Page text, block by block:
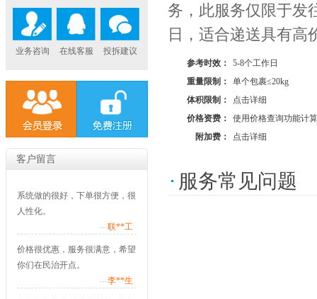
业务咨询 在线客服 投拆建议
客户留言
系统做的很好，下单很方便，很
人性化。
---联**工
价格很优惠，服务很满意，希望
你们在民治开点。
---李**生
务，此服务仅限于发
日，适合递送具有高
参考时效：
5-8个工作日
重量限制：
单个包裹≤20kg
体积限制：
点击详细
价格资费：
使用价格查询功能计算
附加费：
点击详细
服务常见问题